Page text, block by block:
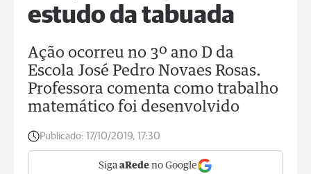
estudo da tabuada
Ação ocorreu no 3º ano D da
Escola José Pedro Novaes Rosas.
Professora comenta como trabalho
matemático foi desenvolvido
Publicado: 17/10/2019, 17:30
Siga aRede no Google